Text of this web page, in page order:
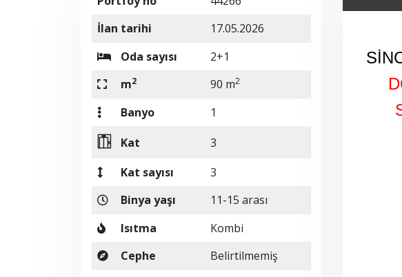
İlan tarihi
17.05.2026
Oda sayısı
2+1
m2 90 m2
Banyo
1
Kat
3
Kat sayısı
3
Binya yaşı
11-15 arası
Isıtma
Kombi
Cephe
Belirtilmemiş